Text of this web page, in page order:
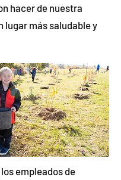
hacer de nuestra
lugar más saludable y
empleados de